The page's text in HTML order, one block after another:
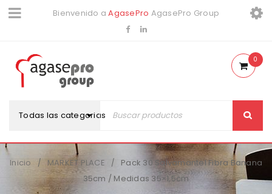
Bienvenido aAgasePro AgasePro Group
Todas las categorias
0
Inicio / MARKET PLACE /
Pack 30 Salvamantel Fibra Banana
35cm / Medidas 35×1,5cm